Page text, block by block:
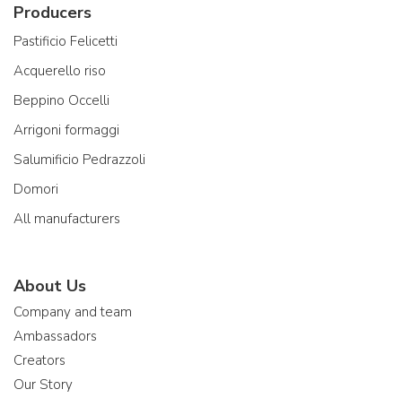
Producers
Pastificio Felicetti
Acquerello riso
Beppino Occelli
Arrigoni formaggi
Salumificio Pedrazzoli
Domori
All manufacturers
About Us
Company and team
Ambassadors
Creators
Our Story